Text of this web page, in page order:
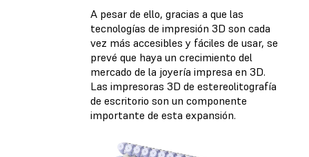
A pesar de ello, gracias a que las
tecnologías de impresión 3D son cada
vez más accesibles y fáciles de usar, se
prevé que haya un crecimiento del
mercado de la joyería impresa en 3D.
Las impresoras 3D de estereolitografía
de escritorio son un componente
importante de esta expansión.